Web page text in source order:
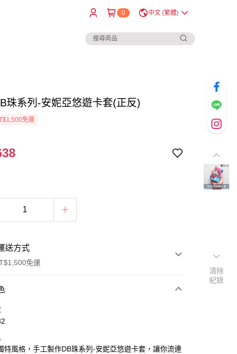
0 中文 (繁體)
珠系列-安妮亞悠遊卡套(正反)
免運
送方式
免運
付款
特風格，手工製作DB珠系列-安妮亞悠遊卡套，讓你流連
清除
紀錄